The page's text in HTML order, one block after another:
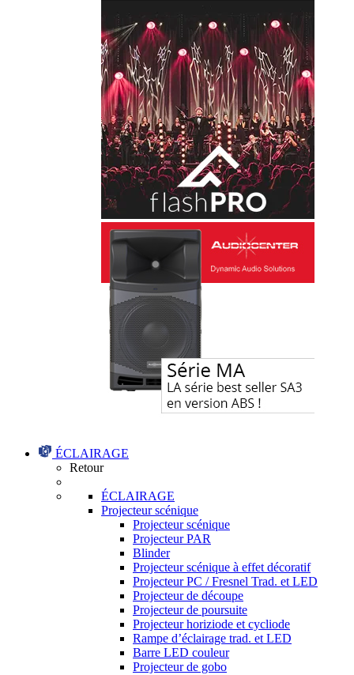
ÉCLAIRAGE
Retour
ÉCLAIRAGE
Projecteur scénique
Projecteur scénique
Projecteur PAR
Blinder
Projecteur scénique à effet décoratif
Projecteur PC / Fresnel Trad. et LED
Projecteur de découpe
Projecteur de poursuite
Projecteur horiziode et cycliode
Rampe d’éclairage trad. et LED
Barre LED couleur
Projecteur de gobo